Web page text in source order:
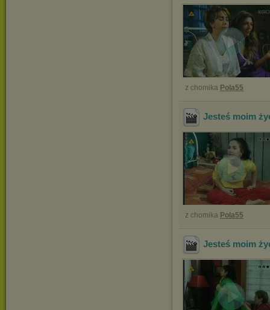
z chomika Pola55
Jesteś moim
z chomika Pola55
Jesteś moim